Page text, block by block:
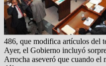
486, que modifica artículos del
Ayer, el Gobierno incluyó
Arrocha aseveró que cuando el